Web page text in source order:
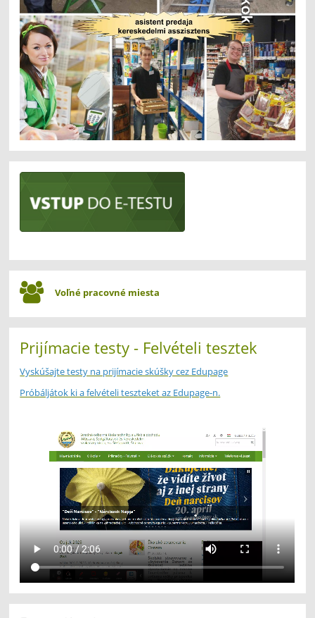
Voľné pracovné miesta
Prijímacie testy - Felvételi tesztek
Vyskúšajte testy na prijímacie skúšky cez Edupage
Próbáljátok ki a felvételi teszteket az Edupage-n.